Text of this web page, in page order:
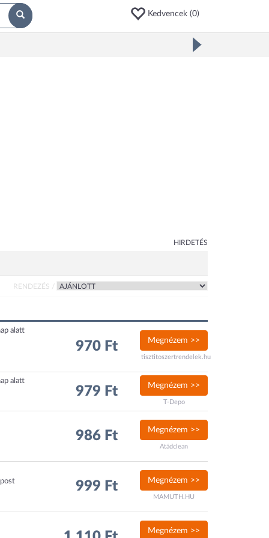
Kedvencek (0)
HIRDETÉS
RENDEZÉS /
alatt
970 Ft Megnézem >>
tisztitoszertrendelek.hu
alatt
979 Ft Megnézem >>
T-Depo
986 Ft Megnézem >>
Atádclean
999 Ft Megnézem >>
MAMUTH.HU
Megnézem >>